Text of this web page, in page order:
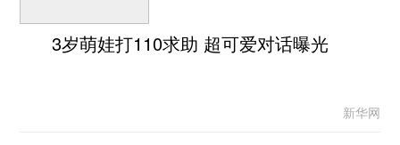
3岁萌娃打110求助 超可爱对话曝光
新华网